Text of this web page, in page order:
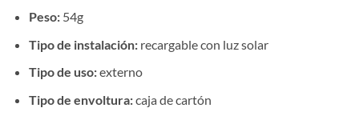
Peso: 54g
Tipo de instalación: recargable con luz solar
Tipo de uso:externo
Tipo de envoltura:caja de cartón